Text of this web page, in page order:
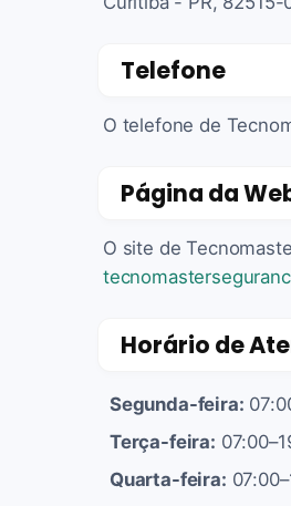
Telefone
O telefone de
Página da
O site de
Horário de
Segunda-feira:
Terça-feira:
Quarta-feira: